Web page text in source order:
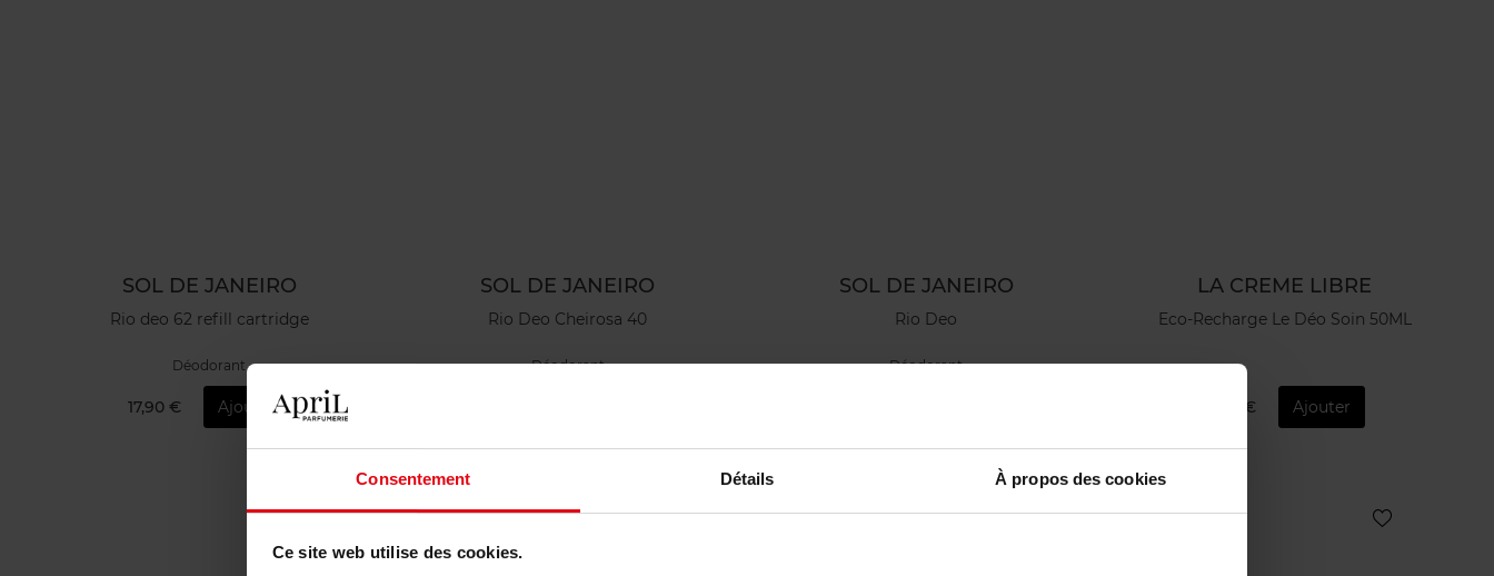
Consentement Détails À propos des cookies
Ce site web utilise des cookies.
SOL DE JANEIRO
Rio deo 62 refill cartridge
Déodorant
17,90 € Ajouter
SOL DE JANEIRO
Rio Deo Cheirosa 40
Déodorant
SOL DE JANEIRO
Rio Deo
Déodorant
LA CREME LIBRE
Eco-Recharge Le Déo Soin 50ML
11,90 € Ajouter